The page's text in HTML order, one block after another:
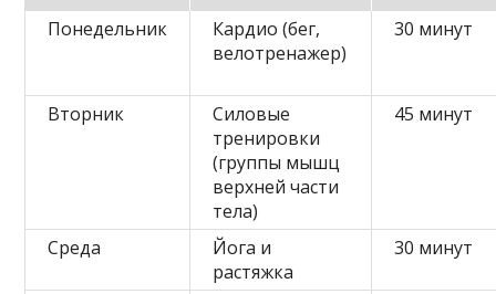
Понедельник
Кардио (бег,
велотренажер)
30 минут
Вторник
Силовые
тренировки
(группы мышц
верхней части
тела)
45 минут
Среда
Йога и
растяжка
30 минут